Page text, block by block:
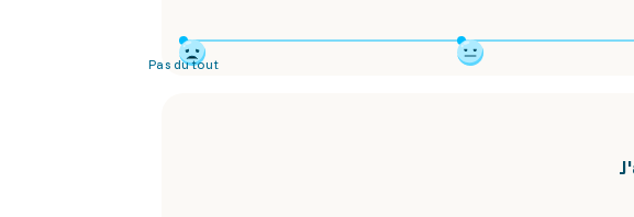
Pas du tout